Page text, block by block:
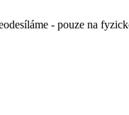
- pouze na